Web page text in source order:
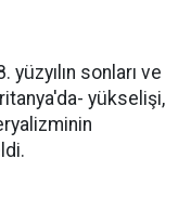
sonları ve
yükselişi,